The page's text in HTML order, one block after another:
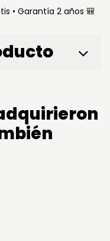
• Garantía 2 años 🎒